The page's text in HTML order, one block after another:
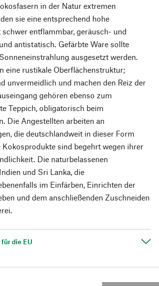
in der Natur extremen
sie eine entsprechend hohe
entflammbar, geräusch- und
antistatisch. Gefärbte Ware sollte
ausgesetzt werden.
eine rustikale Oberflächenstruktur;
unvermeidlich und machen den Reiz der
gehören ebenso zum
Teppich, obligatorisch beim
Die Angestellten arbeiten an
die deutschlandweit in dieser Form
sind begehrt wegen ihrer
Die naturbelassenen
und Sri Lanka, die
im Einfärben, Einrichten der
und dem anschließenden Zuschneiden
die EU